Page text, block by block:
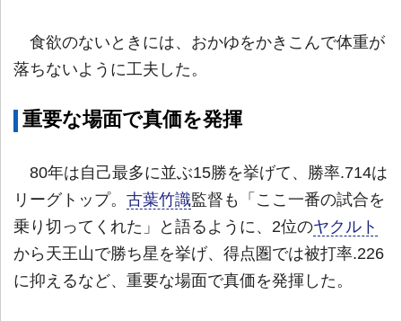
食欲のないときには、おかゆをかきこんで体重が
落ちないように工夫した。
重要な場面で真価を発揮
80年は自己最多に並ぶ15勝を挙げて、勝率.714は
リーグトップ。 古葉竹識監督も「ここ一番の試合を
乗り切ってくれた」と語るように、2位のヤクルト
から天王山で勝ち星を挙げ、得点圏では被打率.226
に抑えるなど、重要な場面で真価を発揮した。